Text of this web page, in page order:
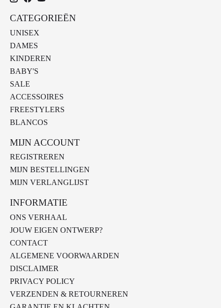
CATEGORIEËN
UNISEX
DAMES
KINDEREN
BABY'S
SALE
ACCESSOIRES
FREESTYLERS
BLANCOS
MIJN ACCOUNT
REGISTREREN
MIJN BESTELLINGEN
MIJN VERLANGLIJST
INFORMATIE
ONS VERHAAL
JOUW EIGEN ONTWERP?
CONTACT
ALGEMENE VOORWAARDEN
DISCLAIMER
PRIVACY POLICY
VERZENDEN & RETOURNEREN